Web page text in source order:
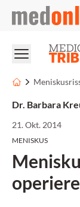
medonline
Dr. Barbara
21. Okt. 2014
MENISKUS